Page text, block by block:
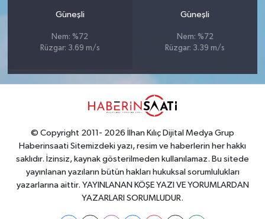
Güneşli
Nem: %72
Rüzgar: 3.69 m/s
Güneşli
Nem: %72
Rüzgar: 3.39 m/s
© Copyright 2011- 2026 İlhan Kılıç Dijital Medya Grup
Haberinsaati Sitemizdeki yazı, resim ve haberlerin her hakkı
saklıdır. İzinsiz, kaynak gösterilmeden kullanılamaz. Bu sitede
yayınlanan yazıların bütün hakları hukuksal sorumlulukları
yazarlarına aittir. YAYINLANAN KÖŞE YAZI VE YORUMLARDAN
YAZARLARI SORUMLUDUR.